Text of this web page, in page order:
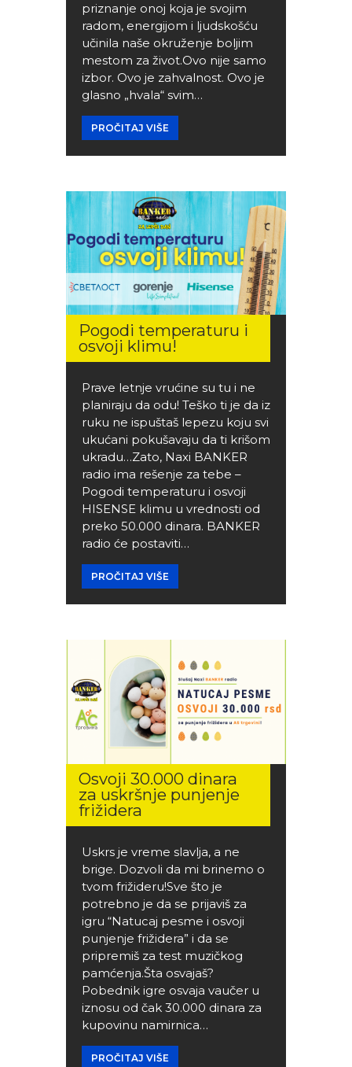
priznanje onoj koja je svojim
radom, energijom i ljudskošću
učinila naše okruženje boljim
mestom za život.Ovo nije samo
izbor. Ovo je zahvalnost. Ovo je
glasno „hvala“ svim…
PROČITAJ VIŠE
Pogodi temperaturu i
osvoji klimu!
Prave letnje vrućine su tu i ne
planiraju da odu! Teško ti je da iz
ruku ne ispuštaš lepezu koju svi
ukućani pokušavaju da ti krišom
ukradu…Zato, Naxi BANKER
radio ima rešenje za tebe –
Pogodi temperaturu i osvoji
HISENSE klimu u vrednosti od
preko 50.000 dinara. BANKER
radio će postaviti…
PROČITAJ VIŠE
Osvoji 30.000 dinara
za uskršnje punjenje
frižidera
Uskrs je vreme slavlja, a ne
brige. Dozvoli da mi brinemo o
tvom frižideru!Sve što je
potrebno je da se prijaviš za
igru “Natucaj pesme i osvoji
punjenje frižidera” i da se
pripremiš za test muzičkog
pamćenja.Šta osvajaš?
Pobednik igre osvaja vaučer u
iznosu od čak 30.000 dinara za
kupovinu namirnica…
PROČITAJ VIŠE